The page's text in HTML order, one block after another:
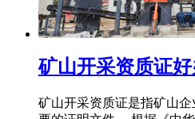
矿山开采资质证
矿山开采资质证是指矿山